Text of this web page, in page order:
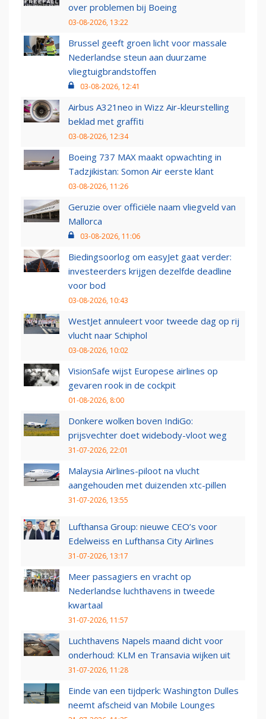
over problemen bij Boeing
03-08-2026, 13:22
Brussel geeft groen licht voor massale
Nederlandse steun aan duurzame
vliegtuigbrandstoffen
03-08-2026, 12:41
Airbus A321neo in Wizz Air-kleurstelling
beklad met graffiti
03-08-2026, 12:34
Boeing 737 MAX maakt opwachting in
Tadzjikistan: Somon Air eerste klant
03-08-2026, 11:26
Geruzie over officiële naam vliegveld van
Mallorca
03-08-2026, 11:06
Biedingsoorlog om easyJet gaat verder:
investeerders krijgen dezelfde deadline
voor bod
03-08-2026, 10:43
WestJet annuleert voor tweede dag op rij
vlucht naar Schiphol
03-08-2026, 10:02
VisionSafe wijst Europese airlines op
gevaren rook in de cockpit
01-08-2026, 8:00
Donkere wolken boven IndiGo:
prijsvechter doet widebody-vloot weg
31-07-2026, 22:01
Malaysia Airlines-piloot na vlucht
aangehouden met duizenden xtc-pillen
31-07-2026, 13:55
Lufthansa Group: nieuwe CEO’s voor
Edelweiss en Lufthansa City Airlines
31-07-2026, 13:17
Meer passagiers en vracht op
Nederlandse luchthavens in tweede
kwartaal
31-07-2026, 11:57
Luchthavens Napels maand dicht voor
onderhoud: KLM en Transavia wijken uit
31-07-2026, 11:28
Einde van een tijdperk: Washington Dulles
neemt afscheid van Mobile Lounges